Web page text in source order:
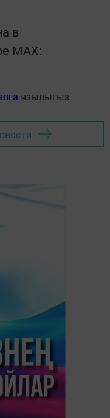
в
MАХ:
язылыгыз